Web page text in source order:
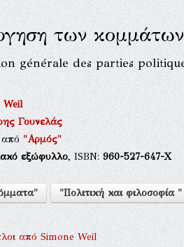
των κομμάτων
générale des parties
Weil
Γουνελάς
"Αρμός"
εξώφυλλο, ISBN:960-527-647-Χ
"Πολιτική και φιλοσοφία "
απόSimone Weil